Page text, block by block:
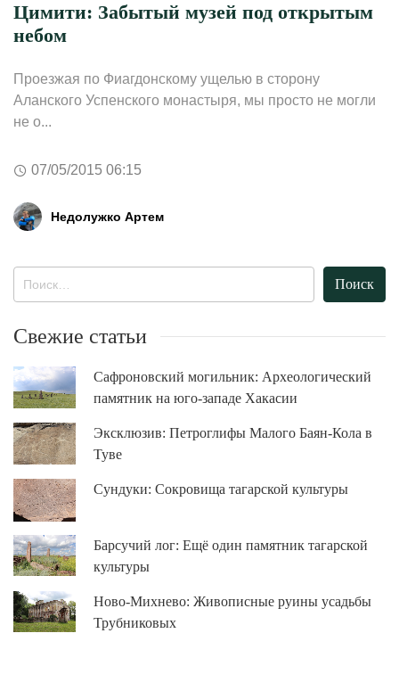
Цимити: Забытый музей под открытым
небом
Проезжая по Фиагдонскому ущелью в сторону
Аланского Успенского монастыря, мы просто не могли
не о...
07/05/2015 06:15
Недолужко Артем
Свежие статьи
Сафроновский могильник: Археологический
памятник на юго-западе Хакасии
Эксклюзив: Петроглифы Малого Баян-Кола в
Туве
Сундуки: Сокровища тагарской культуры
Барсучий лог: Ещё один памятник тагарской
культуры
Ново-Михнево: Живописные руины усадьбы
Трубниковых